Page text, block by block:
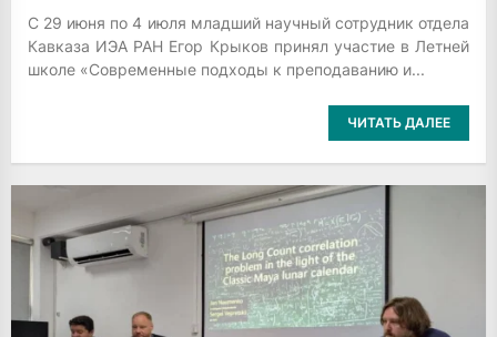
С 29 июня по 4 июля младший научный сотрудник отдела
Кавказа ИЭА РАН Егор Крыков принял участие в Летней
школе «Современные подходы к преподаванию и...
ЧИТАТЬ ДАЛЕЕ